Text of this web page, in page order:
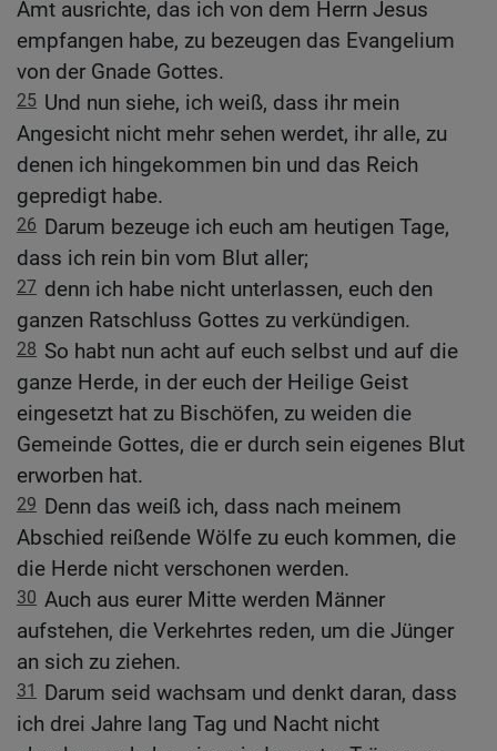
Amt ausrichte, das ich von dem Herrn Jesus
empfangen habe, zu bezeugen das Evangelium
von der Gnade Gottes.
25 Und nun siehe, ich weiß, dass ihr mein
Angesicht nicht mehr sehen werdet, ihr alle, zu
denen ich hingekommen bin und das Reich
gepredigt habe.
26 Darum bezeuge ich euch am heutigen Tage,
dass ich rein bin vom Blut aller;
27 denn ich habe nicht unterlassen, euch den
ganzen Ratschluss Gottes zu verkündigen.
28 So habt nun acht auf euch selbst und auf die
ganze Herde, in der euch der Heilige Geist
eingesetzt hat zu Bischöfen, zu weiden die
Gemeinde Gottes, die er durch sein eigenes Blut
erworben hat.
29 Denn das weiß ich, dass nach meinem
Abschied reißende Wölfe zu euch kommen, die
die Herde nicht verschonen werden.
30 Auch aus eurer Mitte werden Männer
aufstehen, die Verkehrtes reden, um die Jünger
an sich zu ziehen.
31 Darum seid wachsam und denkt daran, dass
ich drei Jahre lang Tag und Nacht nicht